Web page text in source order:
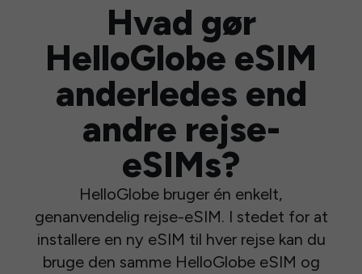
Hvad gør
HelloGlobe eSIM
anderledes end
andre rejse-
eSIMs?
HelloGlobe bruger én enkelt,
genanvendelig rejse-eSIM. I stedet for at
installere en ny eSIM til hver rejse kan du
bruge den samme HelloGlobe eSIM og